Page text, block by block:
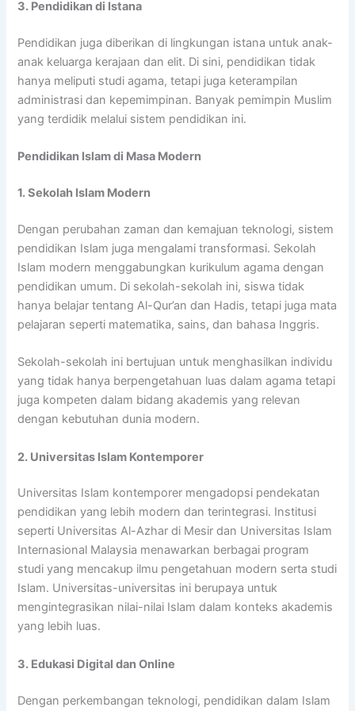
3. Pendidikan di Istana
Pendidikan juga diberikan di lingkungan istana untuk anak-
anak keluarga kerajaan dan elit. Di sini, pendidikan tidak
hanya meliputi studi agama, tetapi juga keterampilan
administrasi dan kepemimpinan. Banyak pemimpin Muslim
yang terdidik melalui sistem pendidikan ini.
Pendidikan Islam di Masa Modern
1. Sekolah Islam Modern
Dengan perubahan zaman dan kemajuan teknologi, sistem
pendidikan Islam juga mengalami transformasi. Sekolah
Islam modern menggabungkan kurikulum agama dengan
pendidikan umum. Di sekolah-sekolah ini, siswa tidak
hanya belajar tentang Al-Qur’an dan Hadis, tetapi juga mata
pelajaran seperti matematika, sains, dan bahasa Inggris.
Sekolah-sekolah ini bertujuan untuk menghasilkan individu
yang tidak hanya berpengetahuan luas dalam agama tetapi
juga kompeten dalam bidang akademis yang relevan
dengan kebutuhan dunia modern.
2. Universitas Islam Kontemporer
Universitas Islam kontemporer mengadopsi pendekatan
pendidikan yang lebih modern dan terintegrasi. Institusi
seperti Universitas Al-Azhar di Mesir dan Universitas Islam
Internasional Malaysia menawarkan berbagai program
studi yang mencakup ilmu pengetahuan modern serta studi
Islam. Universitas-universitas ini berupaya untuk
mengintegrasikan nilai-nilai Islam dalam konteks akademis
yang lebih luas.
3. Edukasi Digital dan Online
Dengan perkembangan teknologi, pendidikan dalam Islam